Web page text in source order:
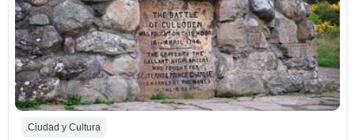
Ciudad y Cultura